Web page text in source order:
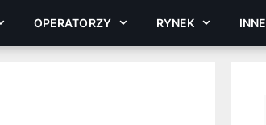
OPERATORZY RYNEK INNE